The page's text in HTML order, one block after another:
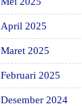
April 2025
Maret 2025
Februari 2025
Desember 2024